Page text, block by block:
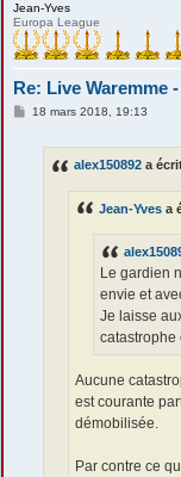
Jean-Yves
Europa League
Re: Live Waremme
M18 mars 2018, 19:13
alex150892 a
Jean-Yves a
Le gardien
envie et
Je laisse
catastrophe
Aucune
est courante
démobilisée.
Par contre ce